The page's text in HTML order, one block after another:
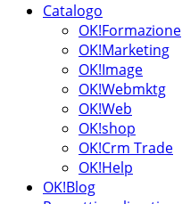
Catalogo
OK!Formazione
OK!Marketing
OK!Image
OK!Webmktg
OK!Web
OK!shop
OK!Crm Trade
OK!Help
OK!Blog